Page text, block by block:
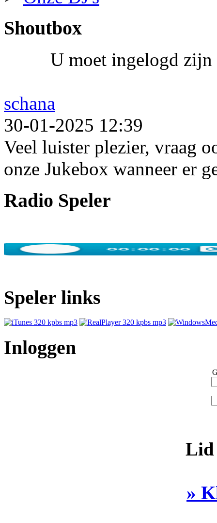
Shoutbox
U moet ingelogd zijn
schana
30-01-2025 12:39
Veel luister plezier, vraag
onze Jukebox wanneer er
Radio Speler
Speler links
Inloggen
Lid
»